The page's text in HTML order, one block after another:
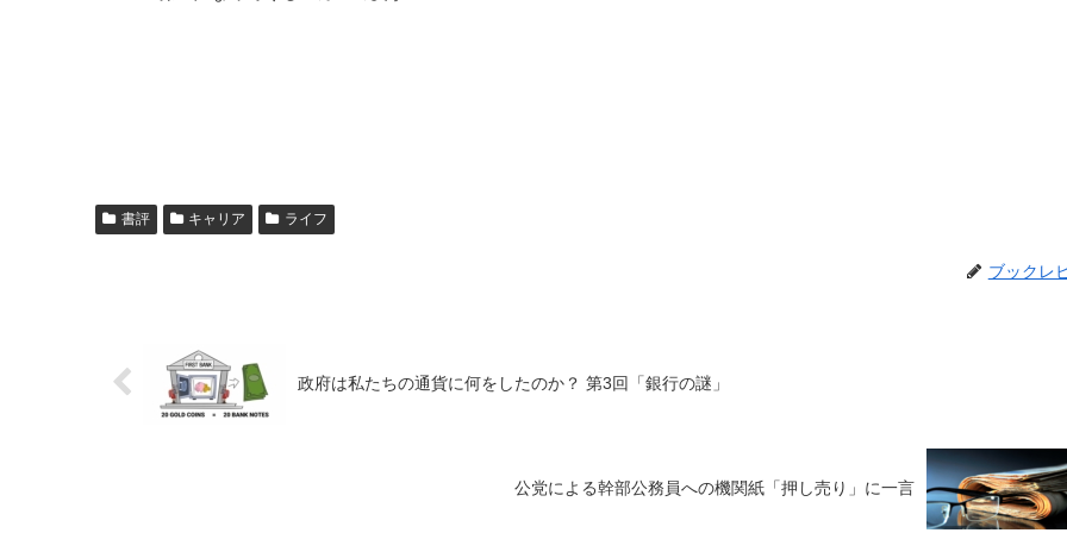
書評 キャリア ライフ
ブックレ
政府は私たちの通貨に何をしたのか？ 第3回「銀行の謎」
公党による幹部公務員への機関紙「押し売り」に一言